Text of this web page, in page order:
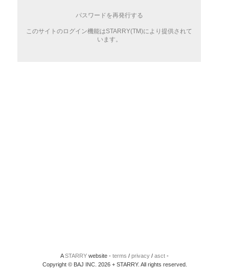
パスワードを再発行する
このサイトのログイン機能はSTARRY(TM)により提供されて
います。
ASTARRY website - terms / privacy / asct -
Copyright © BAJ INC. 2026 + STARRY. All rights reserved.